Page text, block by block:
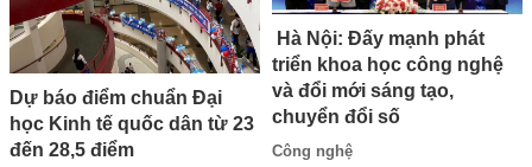
Dự báo điểm chuẩn Đại
học Kinh tế quốc dân từ 23
đến 28,5 điểm
Hà Nội: Đấy mạnh phát
triển khoa học công nghệ
và đổi mới sáng tạo,
chuyển đổi số
Công nghệ